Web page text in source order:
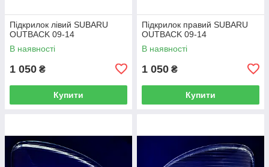
Підкрилок лівий SUBARU
OUTBACK 09-14
В наявності
1 050 ₴
Купити
Підкрилок правий SUBARU
OUTBACK 09-14
В наявності
1 050 ₴
Купити